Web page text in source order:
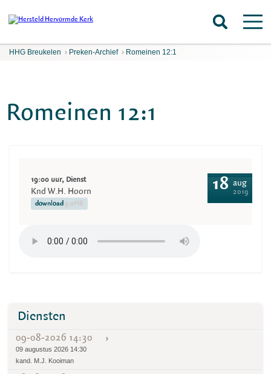
HHG Breukelen › Preken-Archief › Romeinen 12:1
Romeinen 12:1
19:00 uur, Dienst
Knd W.H. Hoorn
download9.0MB
18 aug
2019
Diensten
09-08-2026 14:30
09 augustus 2026 14:30
kand. M.J. Kooiman